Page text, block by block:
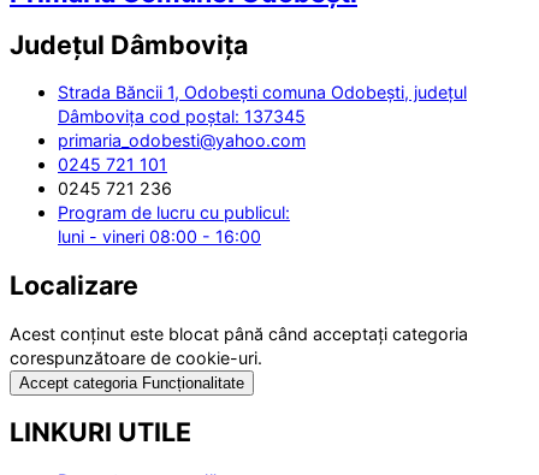
Județul Dâmbovița
Strada Băncii 1, Odobești comuna Odobești, județul
Dâmbovița cod poștal: 137345
primaria_odobesti@yahoo.com
0245 721 101
0245 721 236
Program de lucru cu publicul:
luni - vineri 08:00 - 16:00
Localizare
Acest conținut este blocat până când acceptați categoria
corespunzătoare de cookie-uri.
Accept categoria Funcționalitate
LINKURI UTILE